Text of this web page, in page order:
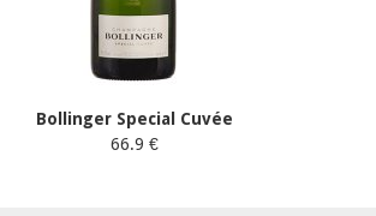
Bollinger Special Cuvée
66.9 €